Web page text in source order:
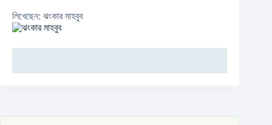
লিখেছেন: ঝংকার মাহবুব